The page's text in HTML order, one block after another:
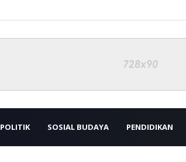
POLITIK SOSIAL BUDAYA PENDIDIKAN